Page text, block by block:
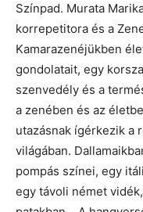
Színpad. Murata
korrepetitora és a
Kamarazenéjükben
gondolatait, egy
szenvedély és a
a zenében és az
utazásnak ígérkezik a
világában.
pompás színei, egy
egy távoli német